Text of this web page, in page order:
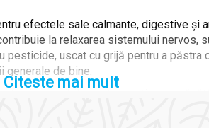
efectele sale calmante, digestive și
la relaxarea sistemului
uscat cu grijă pentru a păstra
generale de bine.
Citeste mai mult